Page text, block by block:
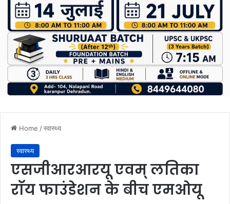
Home /स्वास्थ्य
स्वास्थ्य
एसजीआरआरयू एवम् लतिका
राॅय फाउंडेशन के बीच एमओयू